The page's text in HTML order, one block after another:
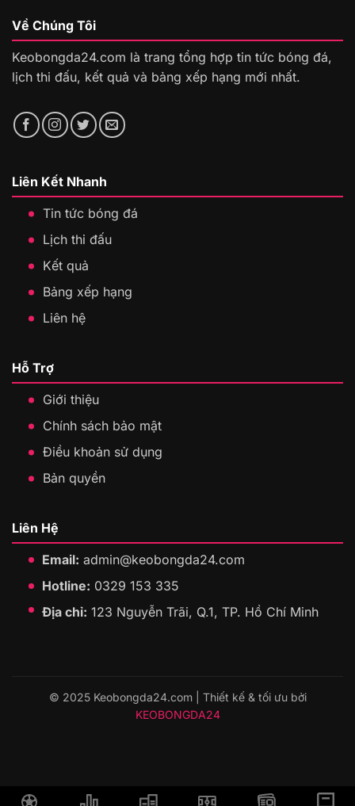
Về Chúng Tôi
Keobongda24.com là trang tổng hợp tin tức bóng đá,
lịch thi đấu, kết quả và bảng xếp hạng mới nhất.
Liên Kết Nhanh
Tin tức bóng đá
Lịch thi đấu
Kết quả
Bảng xếp hạng
Liên hệ
Hỗ Trợ
Giới thiệu
Chính sách bảo mật
Điều khoản sử dụng
Bản quyền
Liên Hệ
Email: admin@keobongda24.com
Hotline: 0329 153 335
Địa chỉ: 123 Nguyễn Trãi, Q.1, TP. Hồ Chí Minh
© 2025 Keobongda24.com | Thiết kế & tối ưu bởi
KEOBONGDA24